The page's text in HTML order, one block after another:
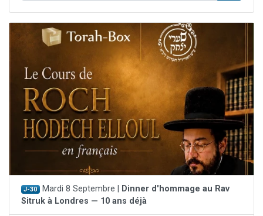
J-30 Mardi 8 Septembre |
Dinner d'hommage au Rav
Sitruk à Londres — 10 ans déjà